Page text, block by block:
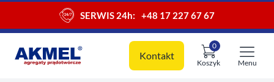
SERWIS 24h: +48 17 227 67 67
Kontakt
Koszyk
0
Menu